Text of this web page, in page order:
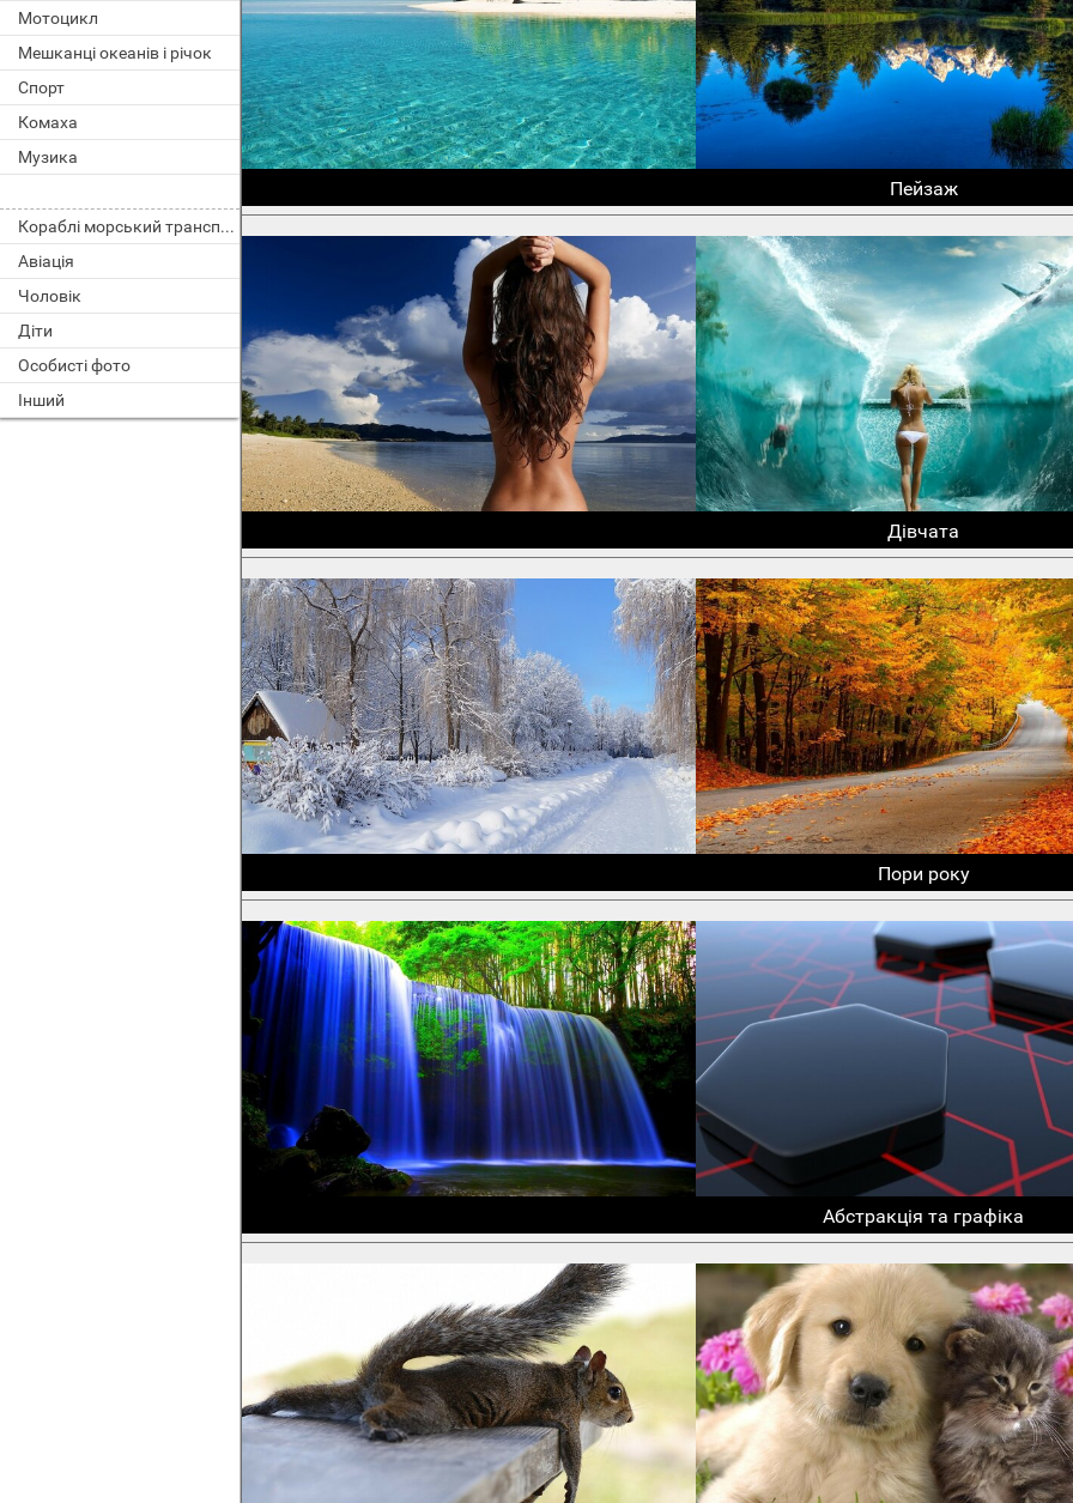
Мотоцикл
Мешканці океанів і річок
Спорт
Комаха
Музика
Кораблі морський транспорт
Авіація
Чоловік
Діти
Особисті фото
Інший
Пейзаж
Дівчата
Пори року
Абстракція та графіка